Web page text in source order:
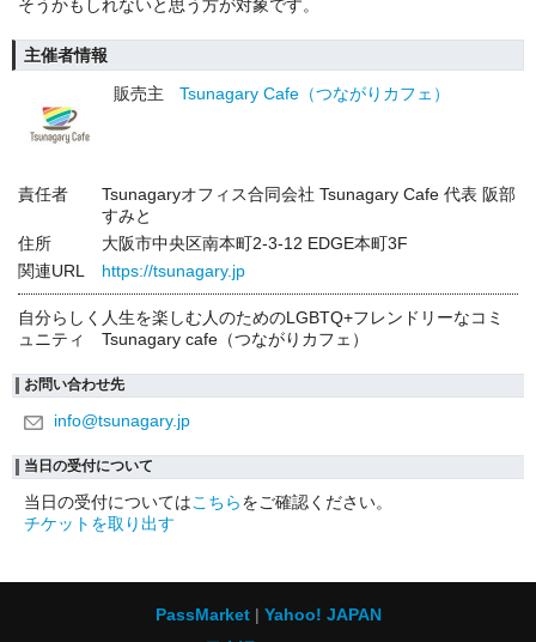
そうかもしれないと思う方が対象です。
主催者情報
販売主
Tsunagary Cafe（つながりカフェ）
責任者
Tsunagaryオフィス合同会社 Tsunagary Cafe 代表 阪部
すみと
住所
大阪市中央区南本町2-3-12 EDGE本町3F
関連URL
https://tsunagary.jp
自分らしく人生を楽しむ人のためのLGBTQ+フレンドリーなコミ
ュニティ Tsunagary cafe（つながりカフェ）
お問い合わせ先
info@tsunagary.jp
当日の受付について
当日の受付についてはこちらをご確認ください。
チケットを取り出す
PassMarket
Yahoo! JAPAN